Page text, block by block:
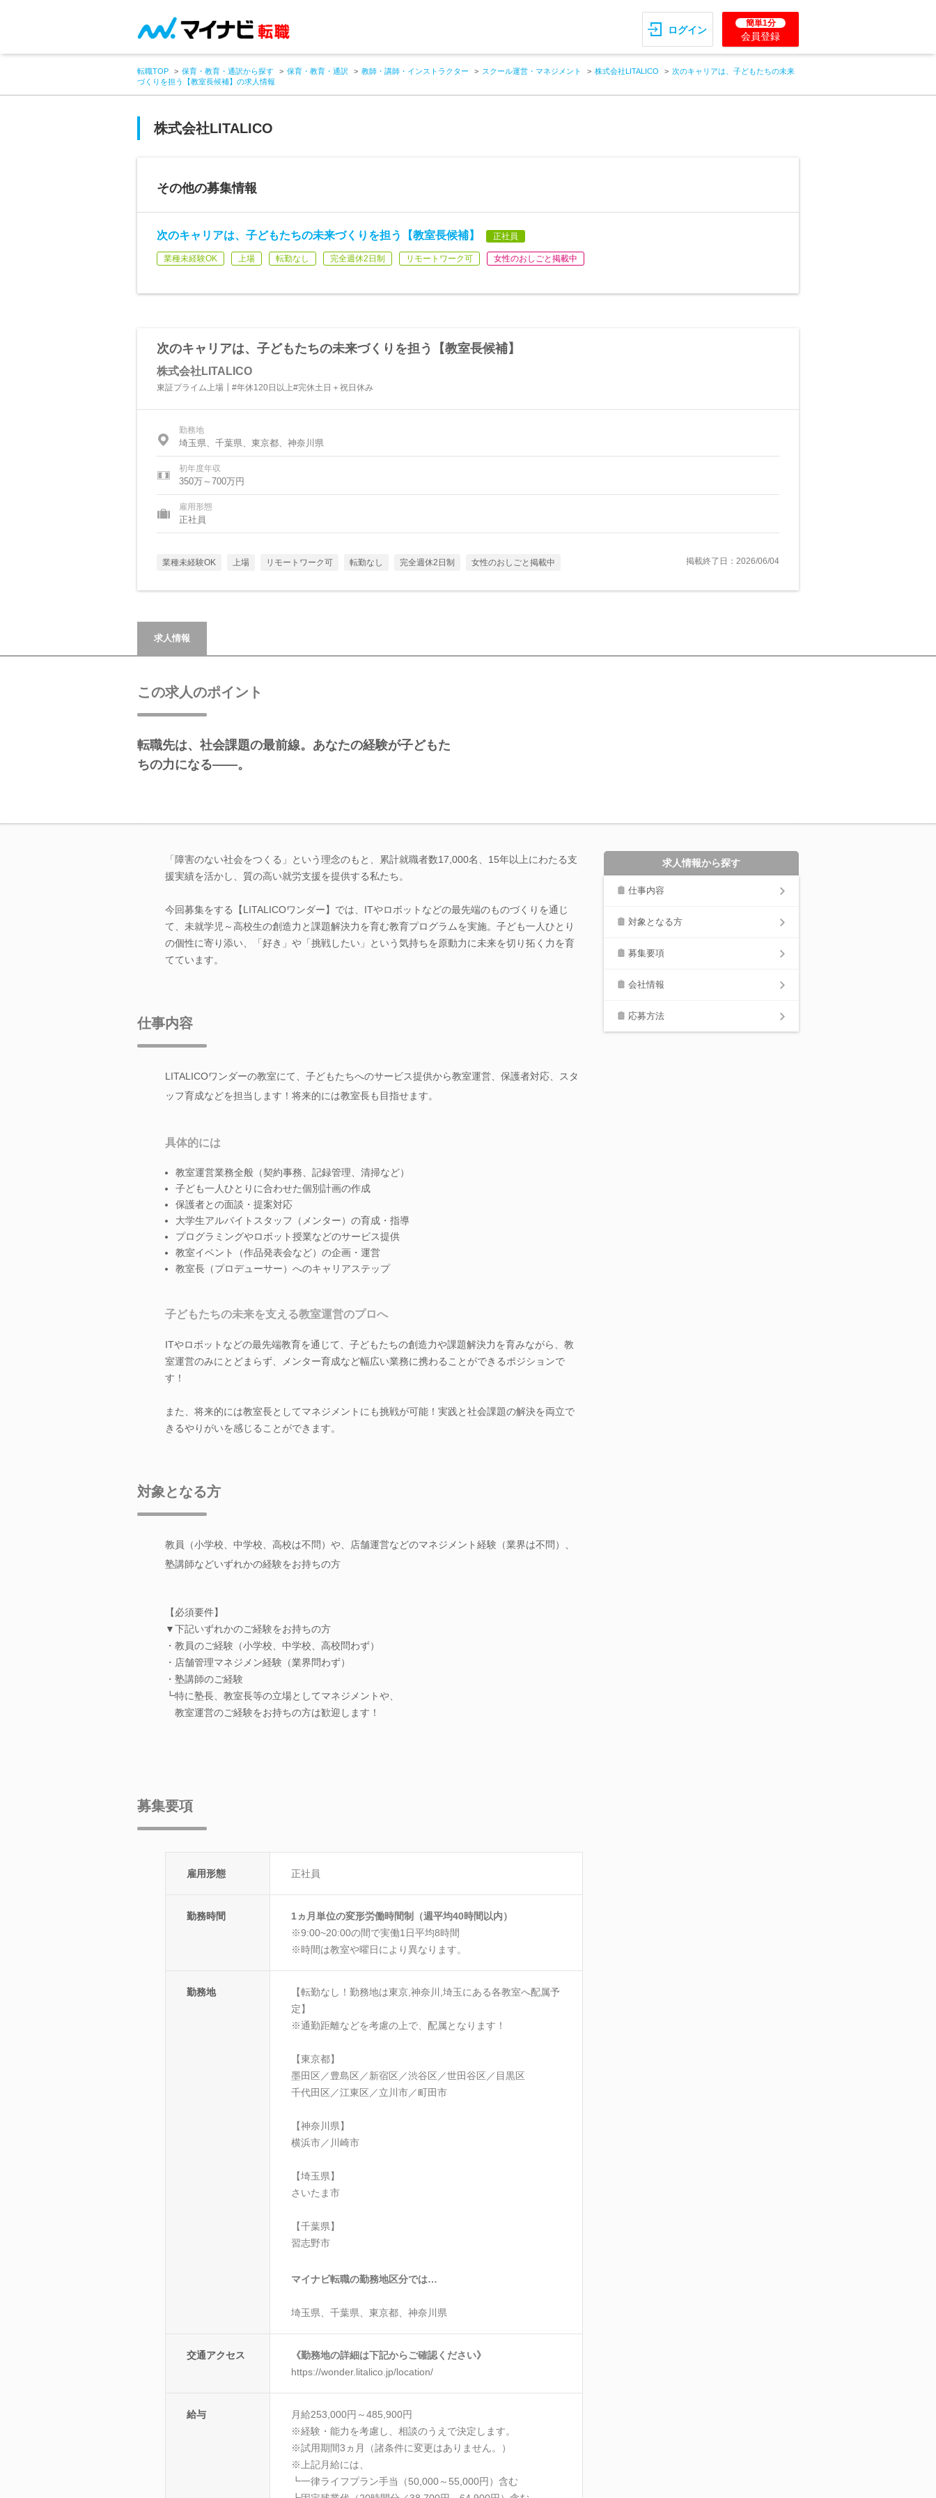
ログイン
簡単1分
会員登録
転職TOP 保育・教育・通訳から探す 保育・教育・通訳 教師・講師・インストラクター スクール運営・マネジメント 株式会社LITALICO
次のキャリアは、子どもたちの未来
づくりを担う【教室長候補】の求人情報
株式会社LITALICO
その他の募集情報
次のキャリアは、子どもたちの未来づくりを担う【教室長候補】 正社員
業種未経験OK 上場 転勤なし 完全週休2日制 リモートワーク可 女性のおしごと掲載中
次のキャリアは、子どもたちの未来づくりを担う【教室長候補】
株式会社LITALICO
東証プライム上場┃#年休120日以上#完休土日＋祝日休み
勤務地
埼玉県、千葉県、東京都、神奈川県
初年度年収
350万～700万円
雇用形態
正社員
業種未経験OK 上場 リモートワーク可 転勤なし 完全週休2日制 女性のおしごと掲載中 掲載終了日：2026/06/04
求人情報
この求人のポイント
転職先は、社会課題の最前線。あなたの経験が子どもた
ちの力になる――。
「障害のない社会をつくる」という理念のもと、累計就職者数17,000名、15年以上にわたる支
援実績を活かし、質の高い就労支援を提供する私たち。
今回募集をする【LITALICOワンダー】では、ITやロボットなどの最先端のものづくりを通じ
て、未就学児～高校生の創造力と課題解決力を育む教育プログラムを実施。子ども一人ひとり
の個性に寄り添い、「好き」や「挑戦したい」という気持ちを原動力に未来を切り拓く力を育
てています。
仕事内容
LITALICOワンダーの教室にて、子どもたちへのサービス提供から教室運営、保護者対応、スタ
ッフ育成などを担当します！将来的には教室長も目指せます。
具体的には
教室運営業務全般（契約事務、記録管理、清掃など）
子ども一人ひとりに合わせた個別計画の作成
保護者との面談・提案対応
大学生アルバイトスタッフ（メンター）の育成・指導
プログラミングやロボット授業などのサービス提供
教室イベント（作品発表会など）の企画・運営
教室長（プロデューサー）へのキャリアステップ
子どもたちの未来を支える教室運営のプロへ
ITやロボットなどの最先端教育を通じて、子どもたちの創造力や課題解決力を育みながら、教
室運営のみにとどまらず、メンター育成など幅広い業務に携わることができるポジションで
す！
また、将来的には教室長としてマネジメントにも挑戦が可能！実践と社会課題の解決を両立で
きるやりがいを感じることができます。
対象となる方
教員（小学校、中学校、高校は不問）や、店舗運営などのマネジメント経験（業界は不問）、
塾講師などいずれかの経験をお持ちの方
【必須要件】
▼下記いずれかのご経験をお持ちの方
・教員のご経験（小学校、中学校、高校問わず）
・店舗管理マネジメン経験（業界問わず）
・塾講師のご経験
┗特に塾長、教室長等の立場としてマネジメントや、
教室運営のご経験をお持ちの方は歓迎します！
募集要項
雇用形態 正社員
勤務時間
1ヵ月単位の変形労働時間制（週平均40時間以内）
※9:00~20:00の間で実働1日平均8時間
※時間は教室や曜日により異なります。
勤務地
【転勤なし！勤務地は東京,神奈川,埼玉にある各教室へ配属予
定】
※通勤距離などを考慮の上で、配属となります！
【東京都】
墨田区／豊島区／新宿区／渋谷区／世田谷区／目黒区
千代田区／江東区／立川市／町田市
【神奈川県】
横浜市／川崎市
【埼玉県】
さいたま市
【千葉県】
習志野市
マイナビ転職の勤務地区分では…
埼玉県、千葉県、東京都、神奈川県
交通アクセス
《勤務地の詳細は下記からご確認ください》
https://wonder.litalico.jp/location/
給与
月給253,000円～485,900円
※経験・能力を考慮し、相談のうえで決定します。
※試用期間3ヵ月（諸条件に変更はありません。）
※上記月給には、
┗一律ライフプラン手当（50,000～55,000円）含む
求人情報から探す
仕事内容
対象となる方
募集要項
会社情報
応募方法